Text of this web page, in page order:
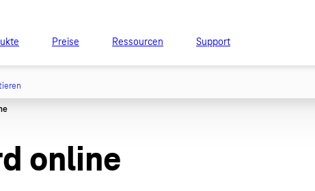
Preise Ressourcen Support
online